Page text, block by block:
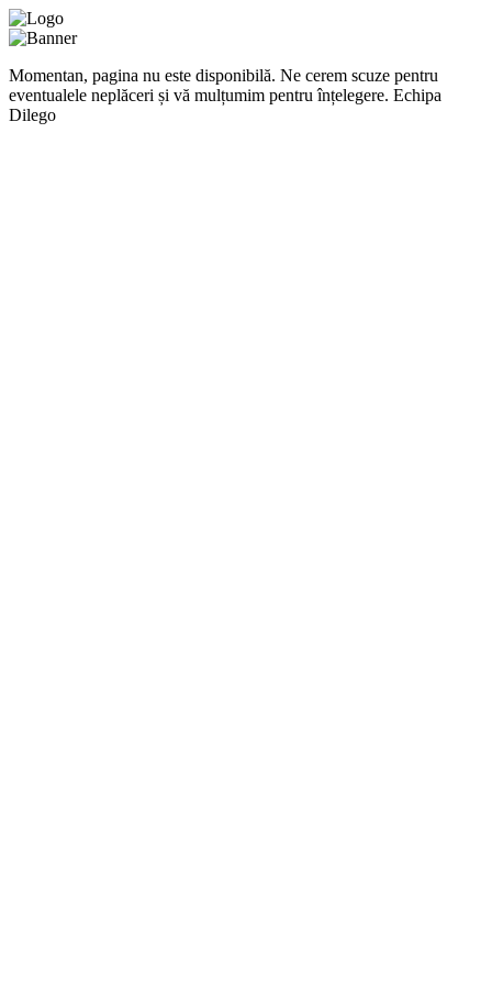
Momentan, pagina nu este disponibilă. Ne cerem scuze pentru
eventualele neplăceri și vă mulțumim pentru înțelegere. Echipa
Dilego